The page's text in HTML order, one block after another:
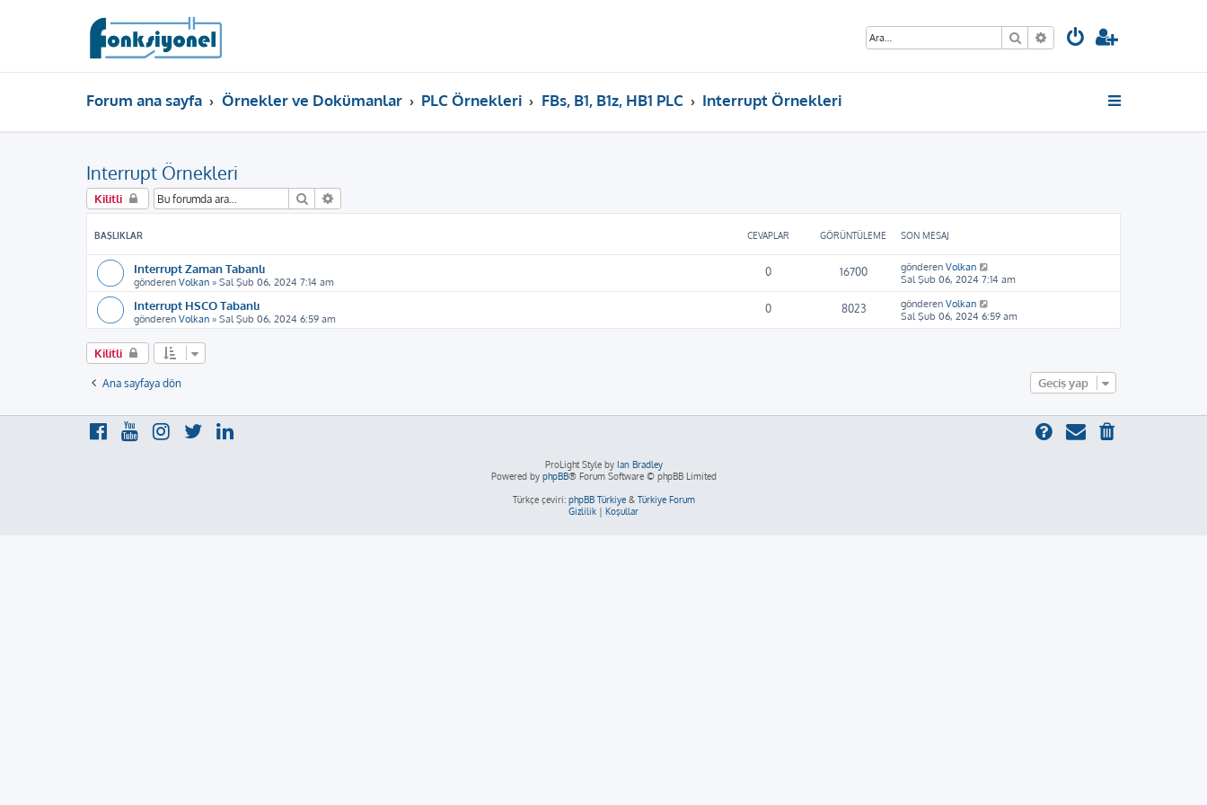
Ara Gelişmiş arama
Forum ana sayfa Örnekler ve Dokümanlar PLC Örnekleri FBs, B1, B1z, HB1 PLC Interrupt Örnekleri
Interrupt Örnekleri
Kilitli Ara
BAŞLIKLAR CEVAPLAR GÖRÜNTÜLEME SON MESAJ
Interrupt Zaman Tabanlı
gönderen Volkan » Sal Şub 06, 2024 7:14 am
0 16700 gönderen Volkan
Sal Şub 06, 2024 7:14 am
Interrupt HSCO Tabanlı
gönderen Volkan » Sal Şub 06, 2024 6:59 am
0 8023 gönderen Volkan
Sal Şub 06, 2024 6:59 am
Kilitli
Ana sayfaya dön Geçiş yap
ProLight Style by Ian Bradley
Powered by phpBB® Forum Software © phpBB Limited
Türkçe çeviri: phpBB Türkiye& Türkiye Forum
Gizlilik | Koşullar